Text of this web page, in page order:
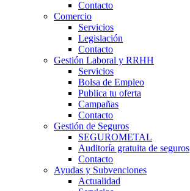
Contacto
Comercio
Servicios
Legislación
Contacto
Gestión Laboral y RRHH
Servicios
Bolsa de Empleo
Publica tu oferta
Campañas
Contacto
Gestión de Seguros
SEGUROMETAL
Auditoría gratuita de seguros
Contacto
Ayudas y Subvenciones
Actualidad